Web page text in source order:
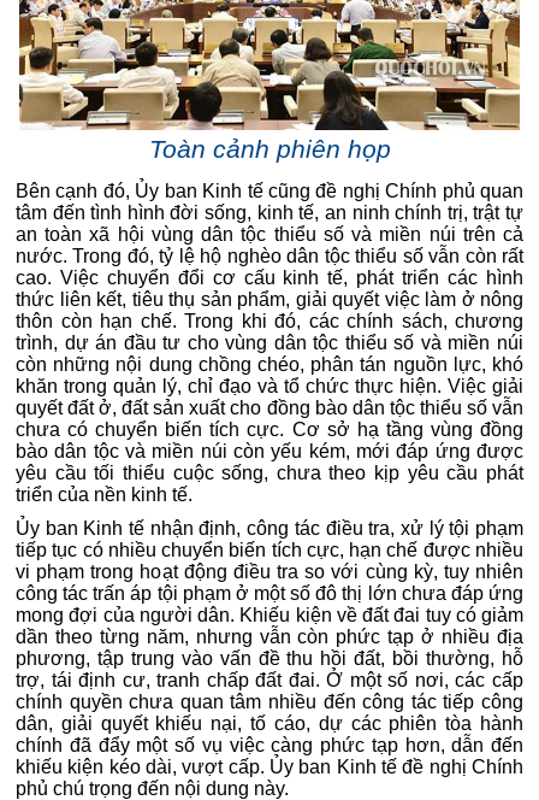
Toàn cảnh phiên họp
Bên cạnh đó, Ủy ban Kinh tế cũng đề nghị Chính phủ quan
tâm đến tình hình đời sống, kinh tế, an ninh chính trị, trật tự
an toàn xã hội vùng dân tộc thiểu số và miền núi trên cả
nước. Trong đó, tỷ lệ hộ nghèo dân tộc thiểu số vẫn còn rất
cao. Việc chuyển đổi cơ cấu kinh tế, phát triển các hình
thức liên kết, tiêu thụ sản phẩm, giải quyết việc làm ở nông
thôn còn hạn chế. Trong khi đó, các chính sách, chương
trình, dự án đầu tư cho vùng dân tộc thiểu số và miền núi
còn những nội dung chồng chéo, phân tán nguồn lực, khó
khăn trong quản lý, chỉ đạo và tổ chức thực hiện. Việc giải
quyết đất ở, đất sản xuất cho đồng bào dân tộc thiểu số vẫn
chưa có chuyển biến tích cực. Cơ sở hạ tầng vùng đồng
bào dân tộc và miền núi còn yếu kém, mới đáp ứng được
yêu cầu tối thiểu cuộc sống, chưa theo kịp yêu cầu phát
triển của nền kinh tế.
Ủy ban Kinh tế nhận định, công tác điều tra, xử lý tội phạm
tiếp tục có nhiều chuyển biến tích cực, hạn chế được nhiều
vi phạm trong hoạt động điều tra so với cùng kỳ, tuy nhiên
công tác trấn áp tội phạm ở một số đô thị lớn chưa đáp ứng
mong đợi của người dân. Khiếu kiện về đất đai tuy có giảm
dần theo từng năm, nhưng vẫn còn phức tạp ở nhiều địa
phương, tập trung vào vấn đề thu hồi đất, bồi thường, hỗ
trợ, tái định cư, tranh chấp đất đai. Ở một số nơi, các cấp
chính quyền chưa quan tâm nhiều đến công tác tiếp công
dân, giải quyết khiếu nại, tố cáo, dự các phiên tòa hành
chính đã đẩy một số vụ việc càng phức tạp hơn, dẫn đến
khiếu kiện kéo dài, vượt cấp. Ủy ban Kinh tế đề nghị Chính
phủ chú trọng đến nội dung này.